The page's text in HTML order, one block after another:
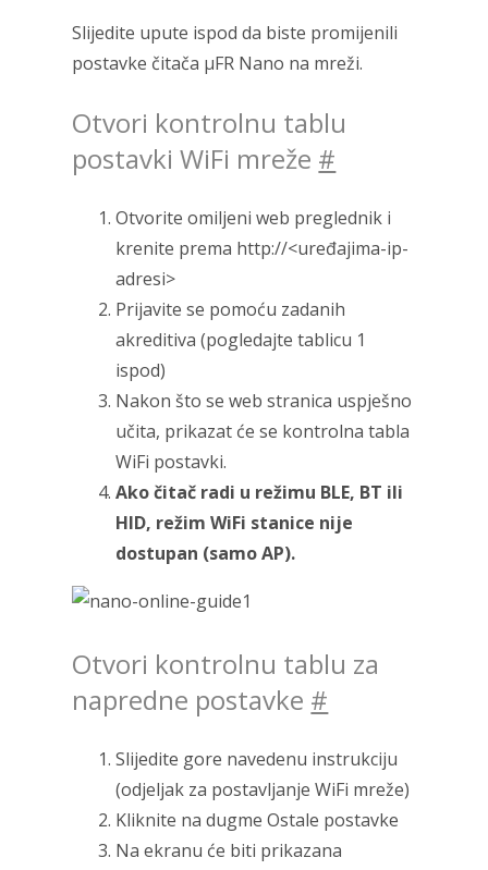
Slijedite upute ispod da biste promijenili
postavke čitača μFR Nano na mreži.
Otvori kontrolnu tablu
postavki WiFi mreže #
Otvorite omiljeni web preglednik i
krenite prema http://<uređajima-ip-
adresi>
Prijavite se pomoću zadanih
akreditiva (pogledajte tablicu 1
ispod)
Nakon što se web stranica uspješno
učita, prikazat će se kontrolna tabla
WiFi postavki.
Ako čitač radi u režimu BLE, BT ili
HID, režim WiFi stanice nije
dostupan (samo AP).
Otvori kontrolnu tablu za
napredne postavke #
Slijedite gore navedenu instrukciju
(odjeljak za postavljanje WiFi mreže)
Kliknite na dugme Ostale postavke
Na ekranu će biti prikazana